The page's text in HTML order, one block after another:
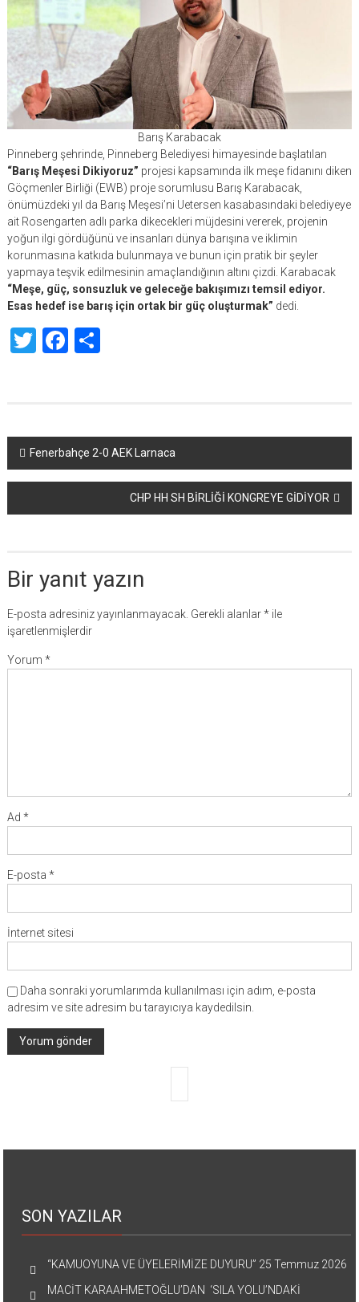
Barış Karabacak
Pinneberg şehrinde, Pinneberg Belediyesi himayesinde başlatılan
“Barış Meşesi Dikiyoruz” projesi kapsamında ilk meşe fidanını diken
Göçmenler Birliği (EWB) proje sorumlusu Barış Karabacak,
önümüzdeki yıl da Barış Meşesi’ni Uetersen kasabasındaki belediyeye
ait Rosengarten adlı parka dikecekleri müjdesini vererek, projenin
yoğun ilgi gördüğünü ve insanları dünya barışına ve iklimin
korunmasına katkıda bulunmaya ve bunun için pratik bir şeyler
yapmaya teşvik edilmesinin amaçlandığının altını çizdi. Karabacak
“Meşe, güç, sonsuzluk ve geleceğe bakışımızı temsil ediyor.
Esas hedef ise barış için ortak bir güç oluşturmak” dedi.
TwitterFacebook
Share
Yazı
dolaşımı
Fenerbahçe 2-0 AEK Larnaca
CHP HH SH BİRLİĞİ KONGREYE GİDİYOR
Bir yanıt yazın
E-posta adresiniz yayınlanmayacak. Gerekli alanlar*ile
işaretlenmişlerdir
Yorum *
Ad *
E-posta *
İnternet sitesi
Daha sonraki yorumlarımda kullanılması için adım, e-posta
adresim ve site adresim bu tarayıcıya kaydedilsin.
SON YAZILAR
“KAMUOYUNA VE ÜYELERİMİZE DUYURU” 25 Temmuz 2026
MACİT KARAAHMETOĞLU’DAN ‘SILA YOLU’NDAKİ